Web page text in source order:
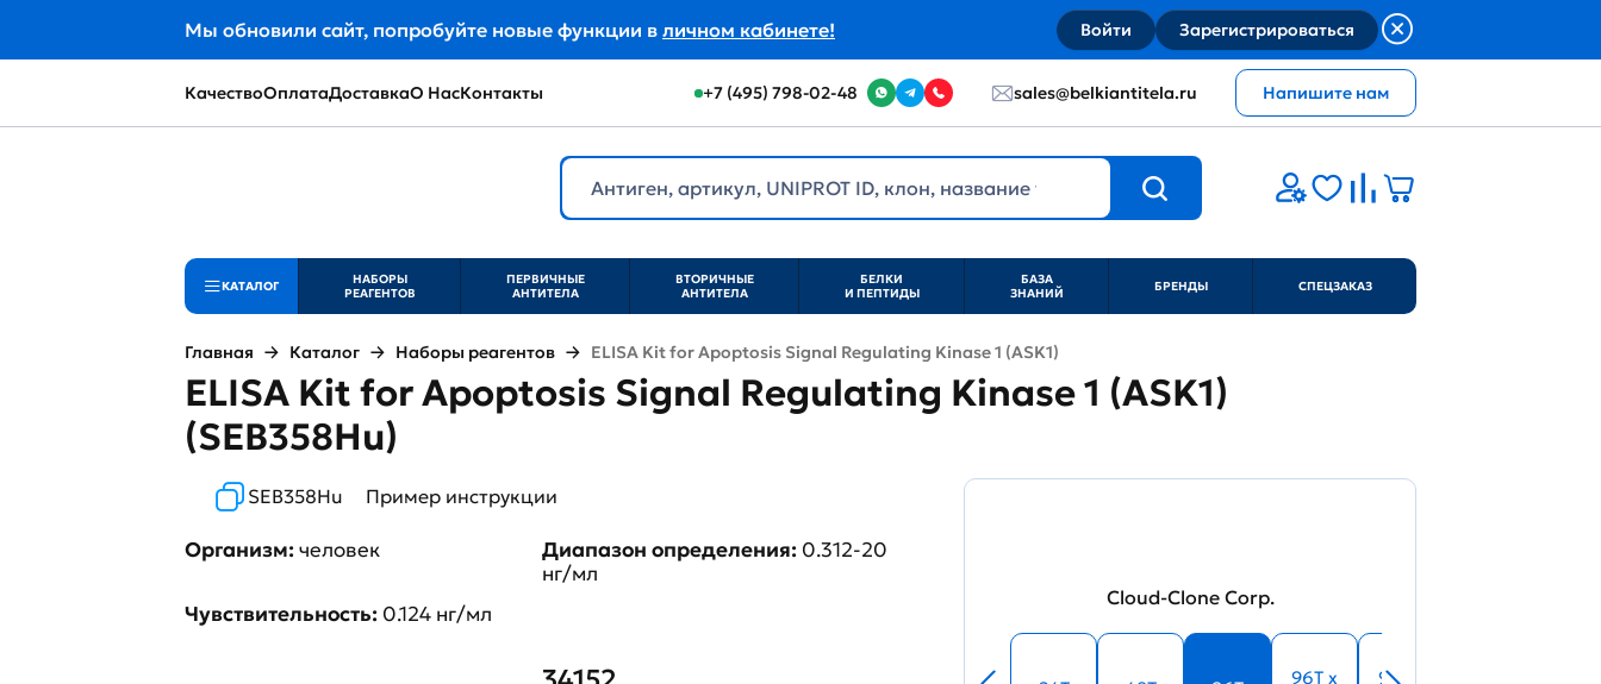
Мы обновили сайт, попробуйте новые функции в личном кабинете! Войти Зарегистрироваться
КачествоОплатаДоставкаО НасКонтакты +7 (495) 798-02-48 sales@belkiantitela.ru Напишите нам
КАТАЛОГ
НАБОРЫ
РЕАГЕНТОВ
ПЕРВИЧНЫЕ
АНТИТЕЛА
ВТОРИЧНЫЕ
АНТИТЕЛА
БЕЛКИ
И ПЕПТИДЫ
БАЗА
ЗНАНИЙ
БРЕНДЫ СПЕЦЗАКАЗ
Главная Каталог Наборы реагентов ELISA Kit for Apoptosis Signal Regulating Kinase 1 (ASK1)
ELISA Kit for Apoptosis Signal Regulating Kinase 1 (ASK1)
(SEB358Hu)
SEB358Hu Пример инструкции
Организм:человек Диапазон определения: 0.312-20
нг/мл
Чувствительность: 0.124 нг/мл
Cloud-Clone Corp.
96T x
96T x